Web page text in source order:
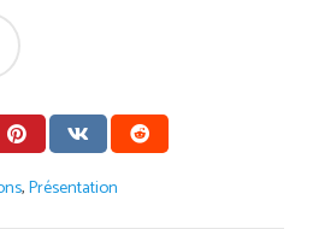
,Présentation